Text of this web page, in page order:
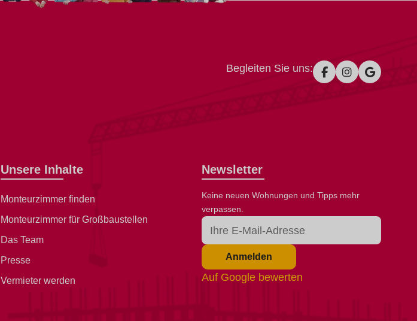
Begleiten Sie uns:
Unsere Inhalte
Monteurzimmer finden
Monteurzimmer für Großbaustellen
Das Team
Presse
Vermieter werden
Newsletter
Keine neuen Wohnungen und Tipps mehr
verpassen.
Anmelden
Auf Google bewerten